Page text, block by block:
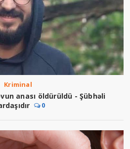
Kriminal
anası öldürüldü - Şübhəli
0